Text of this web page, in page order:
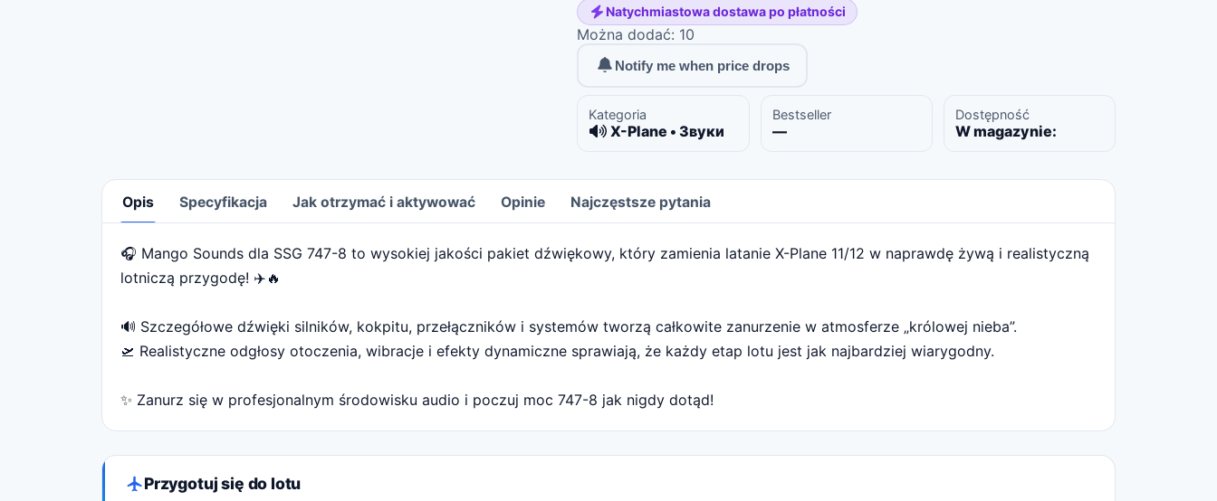
Natychmiastowa dostawa po płatności
Można dodać: 10
Notify me when price drops
Kategoria
X-Plane • Звуки
Bestseller
—
Dostępność
W magazynie:
Opis Specyfikacja Jak otrzymać i aktywować Opinie Najczęstsze pytania
Opis
🎧 Mango Sounds dla SSG 747-8 to wysokiej jakości pakiet dźwiękowy, który zamienia latanie X-Plane 11/12 w naprawdę żywą i realistyczną
lotniczą przygodę! ✈️🔥
🔊 Szczegółowe dźwięki silników, kokpitu, przełączników i systemów tworzą całkowite zanurzenie w atmosferze „królowej nieba”.
🛫 Realistyczne odgłosy otoczenia, wibracje i efekty dynamiczne sprawiają, że każdy etap lotu jest jak najbardziej wiarygodny.
✨ Zanurz się w profesjonalnym środowisku audio i poczuj moc 747-8 jak nigdy dotąd!
Przygotuj się do lotu